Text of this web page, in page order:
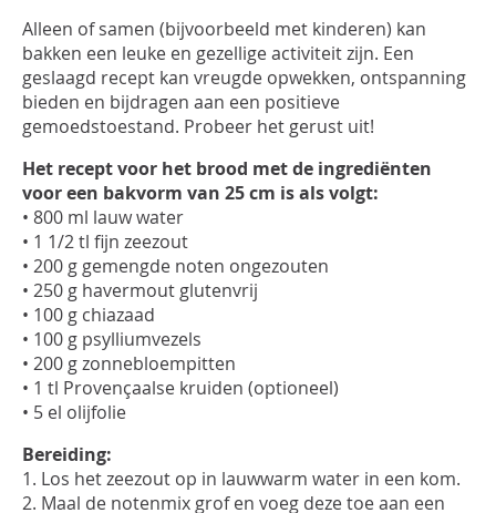
Alleen of samen (bijvoorbeeld met kinderen) kan
bakken een leuke en gezellige activiteit zijn. Een
geslaagd recept kan vreugde opwekken, ontspanning
bieden en bijdragen aan een positieve
gemoedstoestand. Probeer het gerust uit!
Het recept voor het brood met de ingrediënten
voor een bakvorm van 25 cm is als volgt:
• 800 ml lauw water
• 1 1/2 tl fijn zeezout
• 200 g gemengde noten ongezouten
• 250 g havermout glutenvrij
• 100 g chiazaad
• 100 g psylliumvezels
• 200 g zonnebloempitten
• 1 tl Provençaalse kruiden (optioneel)
• 5 el olijfolie
Bereiding:
1. Los het zeezout op in lauwwarm water in een kom.
2. Maal de notenmix grof en voeg deze toe aan een